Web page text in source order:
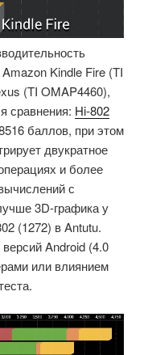
Kindle Fire (TI
(TI OMAP4460),
сравнения: Hi-802
баллов, при этом
двукратное
и более
с
3D-графика у
(1272) в Antutu.
Android (4.0
или влиянием